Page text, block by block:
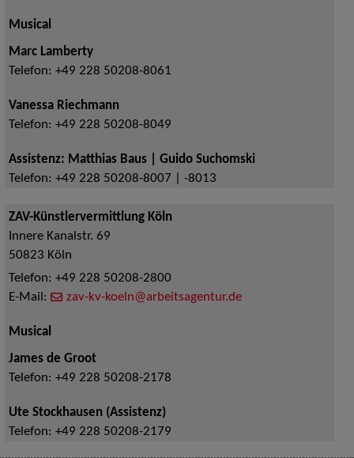
Musical
Marc Lamberty
Telefon: +49 228 50208-8061
Vanessa Riechmann
Telefon: +49 228 50208-8049
Assistenz: Matthias Baus | Guido Suchomski
Telefon: +49 228 50208-8007 | -8013
ZAV-Künstlervermittlung Köln
Innere Kanalstr. 69
50823 Köln
Telefon: +49 228 50208-2800
E-Mail:
zav-kv-koeln@arbeitsagentur.de
Musical
James de Groot
Telefon: +49 228 50208-2178
Ute Stockhausen (Assistenz)
Telefon: +49 228 50208-2179